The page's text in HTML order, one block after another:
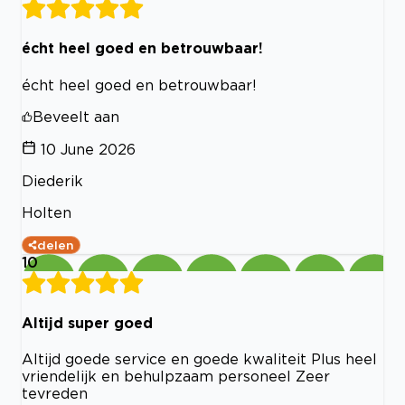
écht heel goed en betrouwbaar!
écht heel goed en betrouwbaar!
Beveelt aan
10 June 2026
Diederik
Holten
delen
10
Altijd super goed
Altijd goede service en goede kwaliteit Plus heel
vriendelijk en behulpzaam personeel Zeer
tevreden